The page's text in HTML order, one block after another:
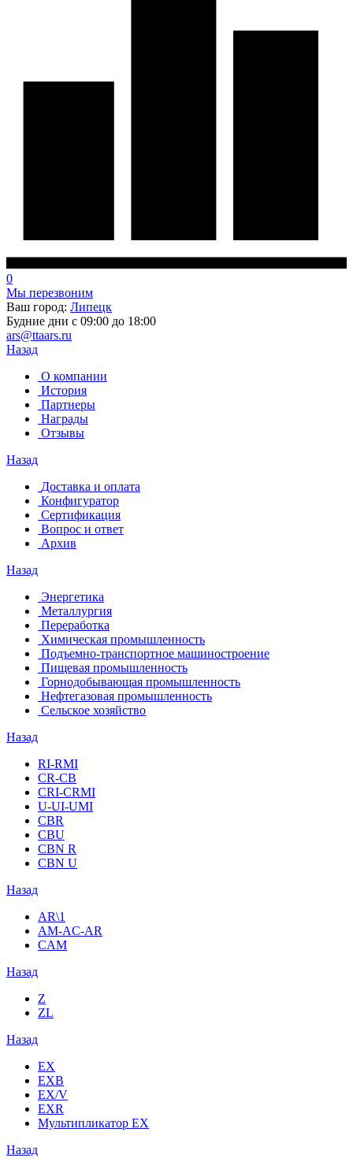
0
Мы перезвоним
Ваш город: Липецк
Будние дни с 09:00 до 18:00
ars@ttaars.ru
Назад
О компании
История
Партнеры
Награды
Отзывы
Назад
Доставка и оплата
Конфигуратор
Сертификация
Вопрос и ответ
Архив
Назад
Энергетика
Металлургия
Переработка
Химическая промышленность
Подъемно-транспортное машиностроение
Пищевая промышленность
Горнодобывающая промышленность
Нефтегазовая промышленность
Сельское хозяйство
Назад
RI-RMI
CR-CB
СRI-СRMI
U-UI-UMI
CBR
CBU
CBN R
CBN U
Назад
AR\1
AM-AC-AR
CAM
Назад
Z
ZL
Назад
EX
EXB
EX/V
EXR
Мультипликатор EX
Назад